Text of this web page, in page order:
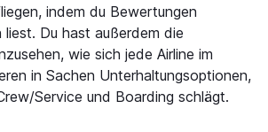
indem du Bewertungen
liest. Du hast außerdem die
wie sich jede Airline im
in Sachen Unterhaltungsoptionen,
Service und Boarding schlägt.